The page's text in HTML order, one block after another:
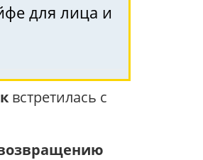
для лица и
встретилась с